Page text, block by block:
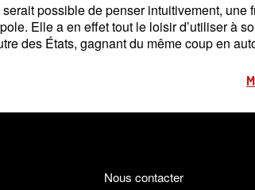
possible de penser intuitivement, une
Elle a en effet tout le loisir d’utiliser à
des États, gagnant du même coup en
Nous contacter